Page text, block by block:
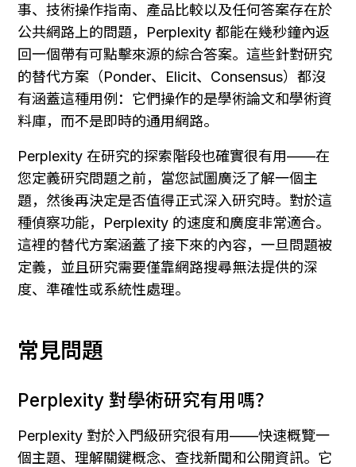
事、技術操作指南、產品比較以及任何答案存在於
公共網路上的問題，Perplexity 都能在幾秒鐘內返
回一個帶有可點擊來源的綜合答案。這些針對研究
的替代方案（Ponder、Elicit、Consensus）都沒
有涵蓋這種用例：它們操作的是學術論文和學術資
料庫，而不是即時的通用網路。
Perplexity 在研究的探索階段也確實很有用——在
您定義研究問題之前，當您試圖廣泛了解一個主
題，然後再決定是否值得正式深入研究時。對於這
種偵察功能，Perplexity 的速度和廣度非常適合。
這裡的替代方案涵蓋了接下來的內容，一旦問題被
定義，並且研究需要僅靠網路搜尋無法提供的深
度、準確性或系統性處理。
常見問題
Perplexity 對學術研究有用嗎？
Perplexity 對於入門級研究很有用——快速概覽一
個主題、理解關鍵概念、查找新聞和公開資訊。它